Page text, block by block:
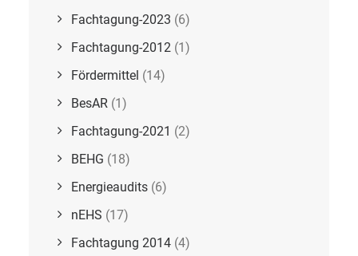
Fachtagung-2023 (6)
Fachtagung-2012 (1)
Fördermittel (14)
BesAR (1)
Fachtagung-2021 (2)
BEHG (18)
Energieaudits (6)
nEHS (17)
Fachtagung 2014 (4)